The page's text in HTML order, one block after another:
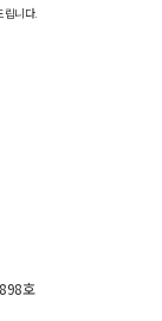
립니다.
호